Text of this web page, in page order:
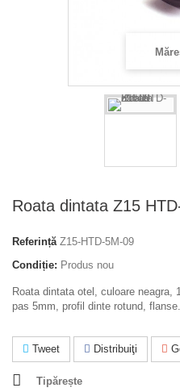
Roata dintata Z15
Referință Z15-HTD-5M-09
Condiție: Produs nou
Roata dintata otel, culoare neagra,
pas 5mm, profil dinte rotund, flanse.
Tweet Distribuiţi
Tipărește